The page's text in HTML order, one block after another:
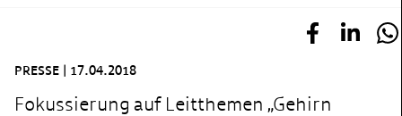
PRESSE 17.04.2018
Fokussierung auf Leitthemen „Gehirn